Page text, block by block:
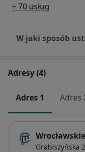
+ 70 usług
W jaki sposób
Adresy (4)
Adres 1 Adres
Grabiszyńska